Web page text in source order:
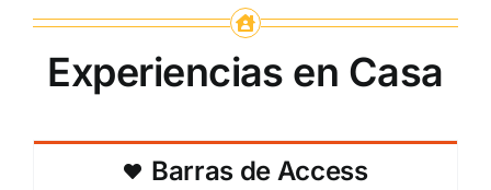
Experiencias en Casa
Barras de Access